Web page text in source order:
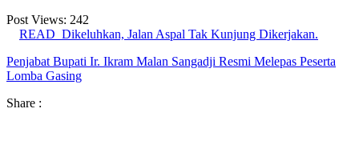
Post Views: 242
READ Dikeluhkan, Jalan Aspal Tak Kunjung Dikerjakan.
Penjabat Bupati Ir. Ikram Malan Sangadji Resmi Melepas Peserta
Lomba Gasing
Share :